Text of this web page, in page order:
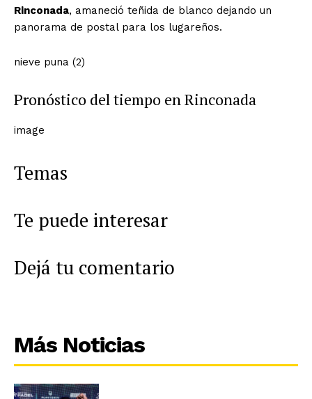
Rinconada, amaneció teñida de blanco dejando un
panorama de postal para los lugareños.
nieve puna (2)
Pronóstico del tiempo en Rinconada
image
Temas
Te puede interesar
Dejá tu comentario
Más Noticias